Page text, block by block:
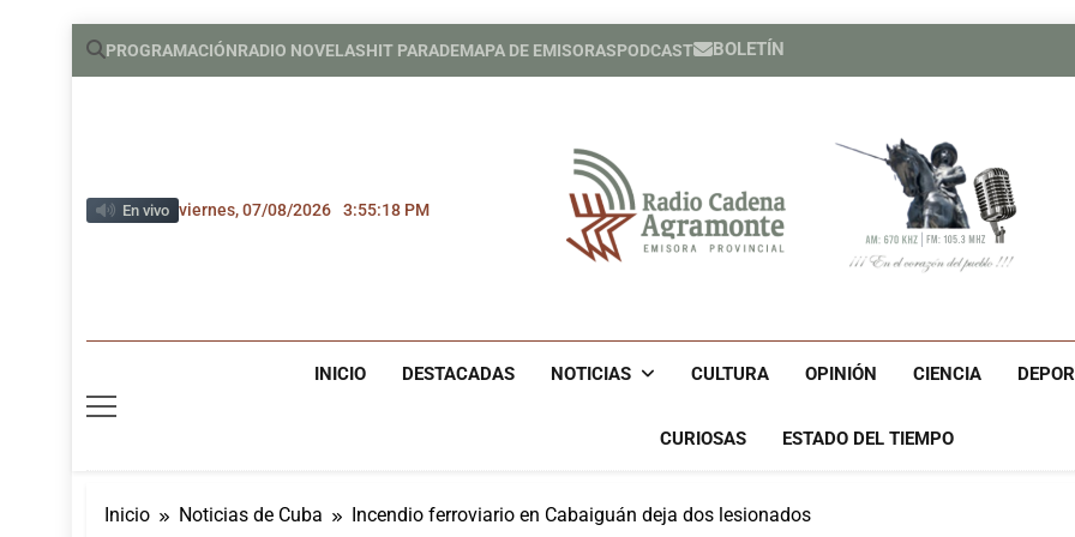
Saltar
PROGRAMACIÓNRADIO NOVELASHIT PARADEMAPA DE EMISORASPODCAST BOLETÍN
Expertos del Consejo de
Expertos del Consejo de
Héroe
En vivo viernes, 07/08/2026 3:55:19 PM
Radio Cadena
INICIO DESTACADAS NOTICIAS CULTURA OPINIÓN CIENCIA
CURIOSAS ESTADO DEL TIEMPO
Inicio Noticias de Cuba Incendio ferroviario en Cabaiguán deja dos lesionados